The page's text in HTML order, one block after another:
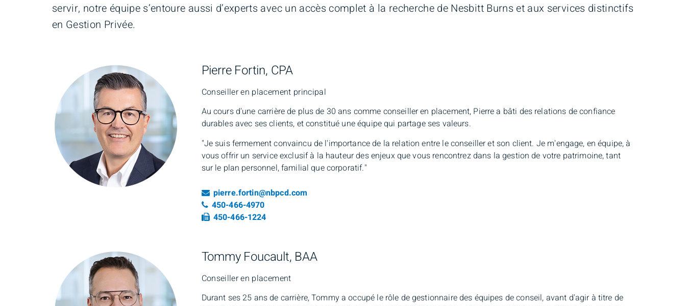
servir, notre équipe s’entoure aussi d’experts avec un accès complet à la recherche de Nesbitt Burns et aux services distinctifs
en Gestion Privée.
Pierre Fortin, CPA
Conseiller en placement principal
Au cours d'une carrière de plus de 30 ans comme conseiller en placement, Pierre a bâti des relations de confiance
durables avec ses clients, et constitué une équipe qui partage ses valeurs.
"Je suis fermement convaincu de l'importance de la relation entre le conseiller et son client. Je m'engage, en équipe, à
vous offrir un service exclusif à la hauteur des enjeux que vous rencontrez dans la gestion de votre patrimoine, tant
sur le plan personnel, familial que corporatif."
Email
pierre.fortin@nbpcd.com
Numéro de téléphone
450-466-4970
Fax
450-466-1224
Tommy Foucault, BAA
Conseiller en placement
Durant ses 25 ans de carrière, Tommy a occupé le rôle de gestionnaire des équipes de conseil, avant d'agir à titre de